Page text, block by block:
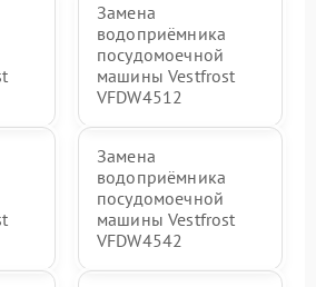
Замена
водоприёмника
посудомоечной
машины Vestfrost
VFDW4512
Замена
водоприёмника
посудомоечной
машины Vestfrost
VFDW4542